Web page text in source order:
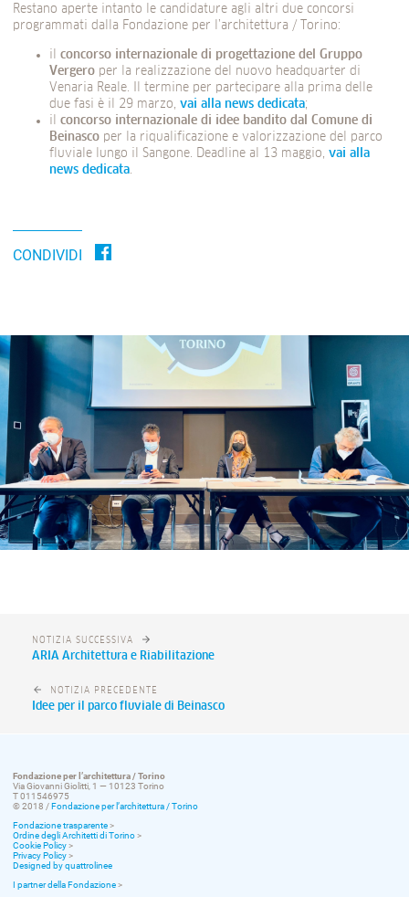
Restano aperte intanto le candidature agli altri due concorsi
programmati dalla Fondazione per l’architettura / Torino:
il concorso internazionale di progettazione del Gruppo
Vergero per la realizzazione del nuovo headquarter di
Venaria Reale. Il termine per partecipare alla prima delle
due fasi è il 29 marzo, vai alla news dedicata;
il concorso internazionale di idee bandito dal Comune di
Beinasco per la riqualificazione e valorizzazione del parco
fluviale lungo il Sangone. Deadline al 13 maggio, vai alla
news dedicata.
CONDIVIDI
NOTIZIA SUCCESSIVA
ARIA Architettura e Riabilitazione
NOTIZIA PRECEDENTE
Idee per il parco fluviale di Beinasco
Fondazione per l’architettura / Torino
Via Giovanni Giolitti, 1 — 10123 Torino
T 011546975
© 2018 / Fondazione per l’architettura / Torino
Fondazione trasparente>
Ordine degli Architetti di Torino>
Cookie Policy>
Privacy Policy>
Designed by quattrolinee
I partner della Fondazione>